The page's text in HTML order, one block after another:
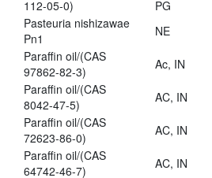
112-05-0)
PG
Pasteuria nishizawae
Pn1
NE
Paraffin oil/(CAS
97862-82-3)
Ac, IN
Paraffin oil/(CAS
8042-47-5)
AC, IN
Paraffin oil/(CAS
72623-86-0)
AC, IN
Paraffin oil/(CAS
64742-46-7)
AC, IN